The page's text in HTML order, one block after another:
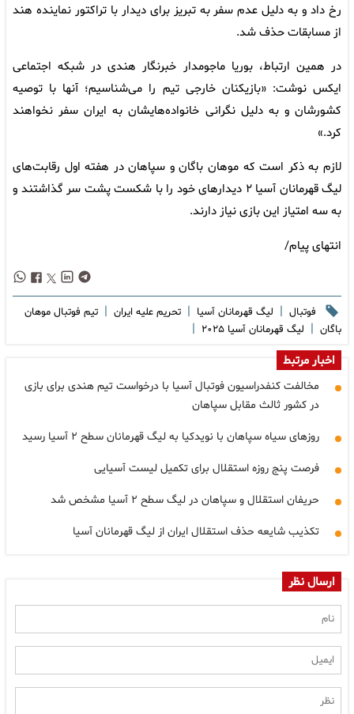
رخ داد و به دلیل عدم سفر به تبریز برای دیدار با تراکتور نماینده هند
از مسابقات حذف شد.
در همین ارتباط، بوریا ماجومدار خبرنگار هندی در شبکه اجتماعی
ایکس نوشت: «بازیکنان خارجی تیم را می‌شناسیم؛ آنها با توصیه
کشورشان و به دلیل نگرانی خانواده‌هایشان به ایران سفر نخواهند
کرد.»
لازم به ذکر است که موهان باگان و سپاهان در هفته اول رقابت‌های
لیگ قهرمانان آسیا ۲ دیدارهای خود را با شکست پشت سر گذاشتند و
به سه امتیاز این بازی نیاز دارند.
انتهای پیام/
فوتبال | لیگ قهرمانان آسیا | تحریم علیه ایران | تیم فوتبال موهان
باگان | لیگ قهرمانان آسیا ۲۰۲۵ |
اخبار مرتبط
مخالفت کنفدراسیون فوتبال آسیا با درخواست تیم هندی برای بازی
در کشور ثالث مقابل سپاهان
روزهای سیاه سپاهان با نویدکیا به لیگ قهرمانان سطح ۲ آسیا رسید
فرصت پنج روزه استقلال برای تکمیل لیست آسیایی
حریفان استقلال و سپاهان در لیگ سطح ۲ آسیا مشخص شد
تکذیب شایعه حذف استقلال ایران از لیگ قهرمانان آسیا
ارسال نظر